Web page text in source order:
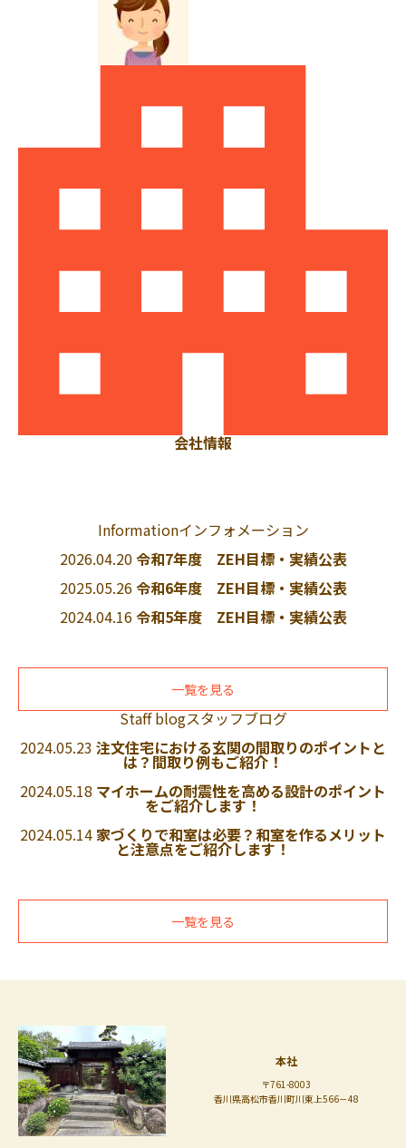
会社情報
Informationインフォメーション
2026.04.20令和7年度 ZEH目標・実績公表
2025.05.26令和6年度 ZEH目標・実績公表
2024.04.16令和5年度 ZEH目標・実績公表
一覧を見る
Staff blogスタッフブログ
2024.05.23 注文住宅における玄関の間取りのポイントと
は？間取り例もご紹介！
2024.05.18 マイホームの耐震性を高める設計のポイント
をご紹介します！
2024.05.14家づくりで和室は必要？和室を作るメリット
と注意点をご紹介します！
一覧を見る
本社
〒761-8003
香川県高松市香川町川東上566－48